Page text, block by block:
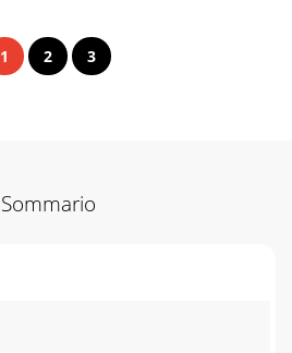
1 2 3
Sommario